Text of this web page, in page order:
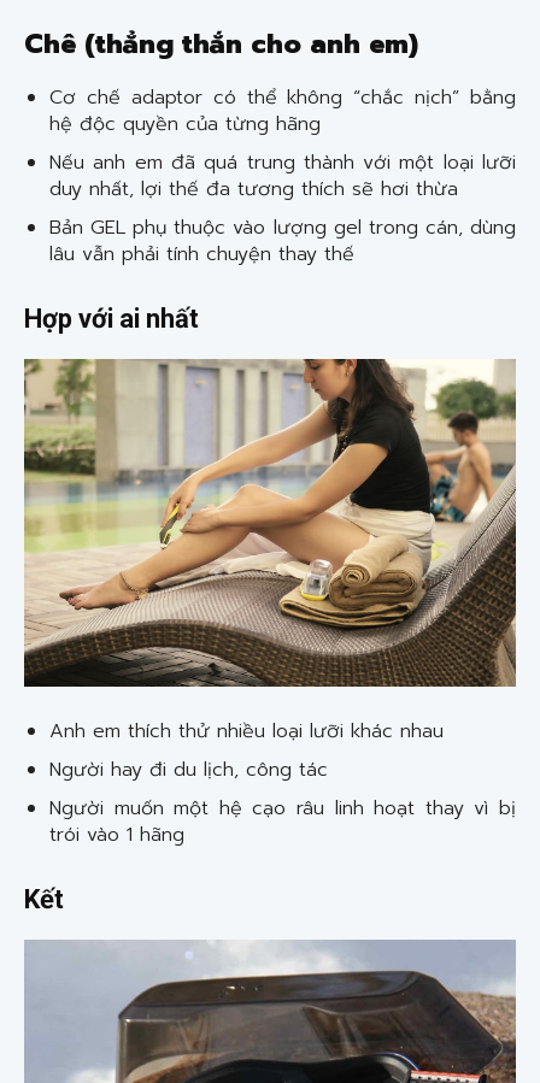
Chê (thẳng thắn cho anh em)
Cơ chế adaptor có thể không “chắc nịch” bằng
hệ độc quyền của từng hãng
Nếu anh em đã quá trung thành với một loại lưỡi
duy nhất, lợi thế đa tương thích sẽ hơi thừa
Bản GEL phụ thuộc vào lượng gel trong cán, dùng
lâu vẫn phải tính chuyện thay thế
Hợp với ai nhất
Anh em thích thử nhiều loại lưỡi khác nhau
Người hay đi du lịch, công tác
Người muốn một hệ cạo râu linh hoạt thay vì bị
trói vào 1 hãng
Kết